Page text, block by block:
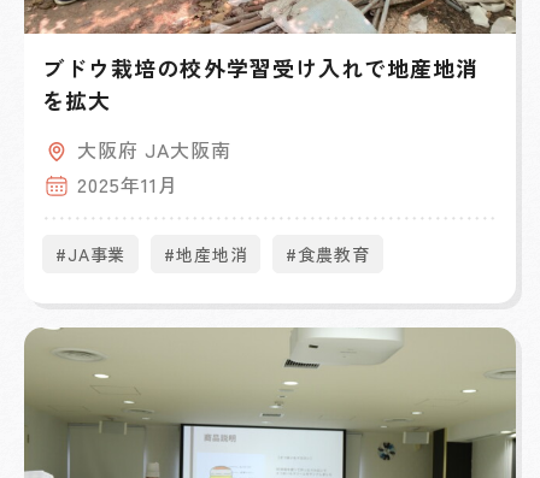
ブドウ栽培の校外学習受け入れで地産地消
を拡大
大阪府 JA大阪南
2025年11月
#JA事業 #地産地消 #食農教育